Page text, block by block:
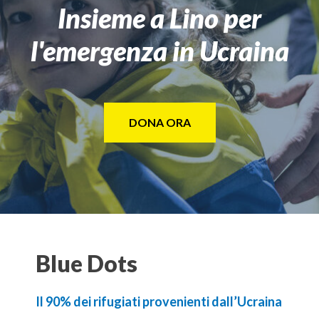
Insieme a Lino per
l'emergenza in Ucraina
DONA ORA
Blue Dots
Il 90% dei rifugiati provenienti dall’Ucraina